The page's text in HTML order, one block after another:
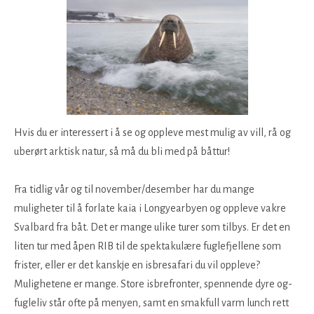
Hvis du er interessert i å se og oppleve mest mulig av vill, rå og
uberørt arktisk natur, så må du bli med på båttur!
Fra tidlig vår og til november/desember har du mange
muligheter til å forlate kaia i Longyearbyen og oppleve vakre
Svalbard fra båt. Det er mange ulike turer som tilbys. Er det en
liten tur med åpen RIB til de spektakulære fuglefjellene som
frister, eller er det kanskje en isbresafari du vil oppleve?
Mulighetene er mange. Store isbrefronter, spennende dyre og-
fugleliv står ofte på menyen, samt en smakfull varm lunch rett